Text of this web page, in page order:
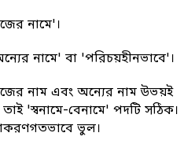
নামে'।
নামে' বা 'পরিচয়হীনভাবে'।
নাম এবং অন্যের নাম উভয়ই
'স্বনামে-বেনামে' পদটি সঠিক।
ভুল।